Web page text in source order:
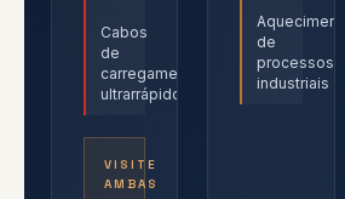
Cabos
de
carregamento
ultrarrápido
VISITE
AMBAS
Aquecimento
de
processos
industriais